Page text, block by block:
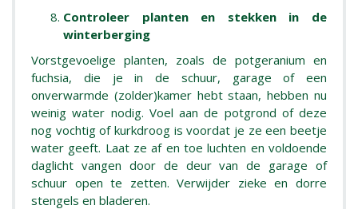
Controleer planten en stekken in de
winterberging
Vorstgevoelige planten, zoals de potgeranium en
fuchsia, die je in de schuur, garage of een
onverwarmde (zolder)kamer hebt staan, hebben nu
weinig water nodig. Voel aan de potgrond of deze
nog vochtig of kurkdroog is voordat je ze een beetje
water geeft. Laat ze af en toe luchten en voldoende
daglicht vangen door de deur van de garage of
schuur open te zetten. Verwijder zieke en dorre
stengels en bladeren.